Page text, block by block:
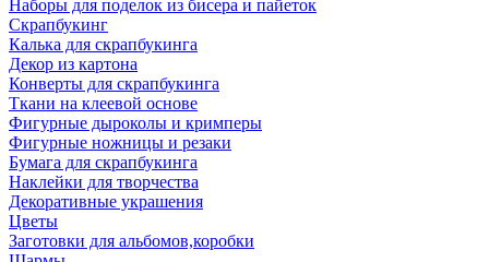
Наборы для поделок из бисера и пайеток
Скрапбукинг
Калька для скрапбукинга
Декор из картона
Конверты для скрапбукинга
Ткани на клеевой основе
Фигурные дыроколы и кримперы
Фигурные ножницы и резаки
Бумага для скрапбукинга
Наклейки для творчества
Декоративные украшения
Цветы
Заготовки для альбомов,коробки